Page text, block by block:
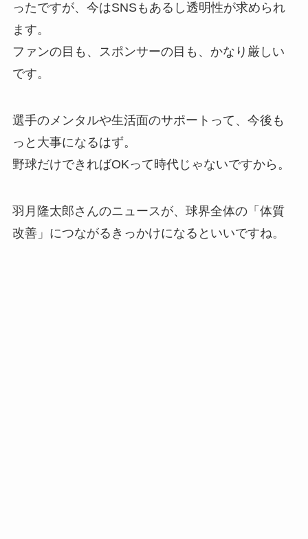
ったですが、今はSNSもあるし透明性が求められ
ます。
ファンの目も、スポンサーの目も、かなり厳しい
です。
選手のメンタルや生活面のサポートって、今後も
っと大事になるはず。
野球だけできればOKって時代じゃないですから。
羽月隆太郎さんのニュースが、球界全体の「体質
改善」につながるきっかけになるといいですね。